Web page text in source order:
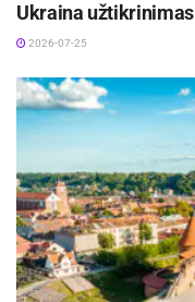
Ukraina užtikrinimas
2026-07-25